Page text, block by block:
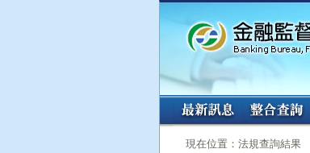
:::
現在位置：法規查詢結果